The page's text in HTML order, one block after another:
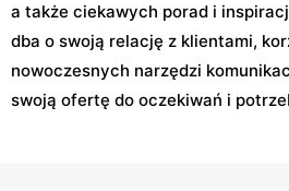
a także ciekawych porad i
dba o swoją relację z klientami,
nowoczesnych narzędzi
swoją ofertę do oczekiwań i